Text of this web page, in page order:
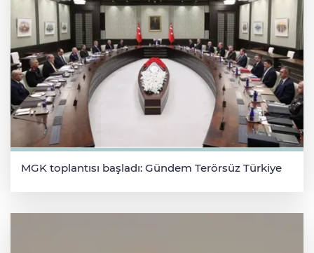
MGK toplantısı başladı: Gündem Terörsüz Türkiye